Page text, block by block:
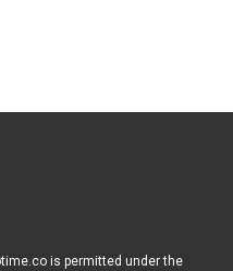
is permitted under the